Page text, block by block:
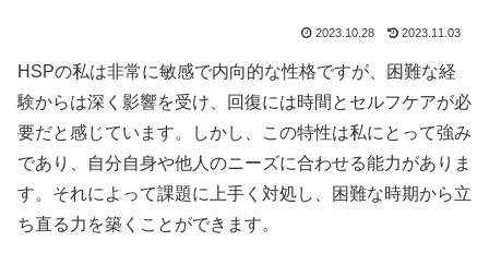
2023.10.28 2023.11.03
HSPの私は非常に敏感で内向的な性格ですが、困難な経
験からは深く影響を受け、回復には時間とセルフケアが必
要だと感じています。しかし、この特性は私にとって強み
であり、自分自身や他人のニーズに合わせる能力がありま
す。それによって課題に上手く対処し、困難な時期から立
ち直る力を築くことができます。